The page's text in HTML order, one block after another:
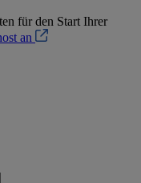
für den Start Ihrer
an